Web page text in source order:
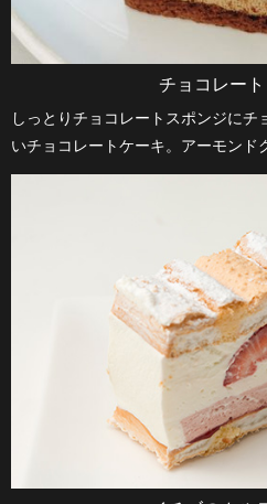
チョコレー
しっとりチョコレートスポンジに
いチョコレートケーキ。アーモンド